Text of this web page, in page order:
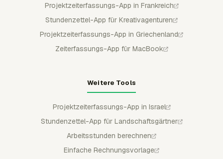
Projektzeiterfassungs-App in Frankreich
Stundenzettel-App für Kreativagenturen
Projektzeiterfassungs-App in Griechenland
Zeiterfassungs-App für MacBook
Weitere Tools
Projektzeiterfassungs-App in Israel
Stundenzettel-App für Landschaftsgärtner
Arbeitsstunden berechnen
Einfache Rechnungsvorlage